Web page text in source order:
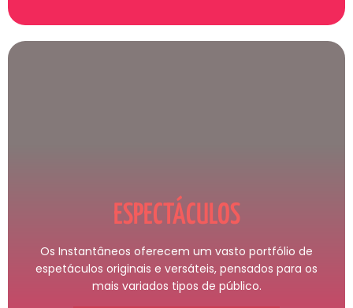
ESPECTÁCULOS
Os Instantâneos oferecem um vasto portfólio de
espetáculos originais e versáteis, pensados para os
mais variados tipos de público.